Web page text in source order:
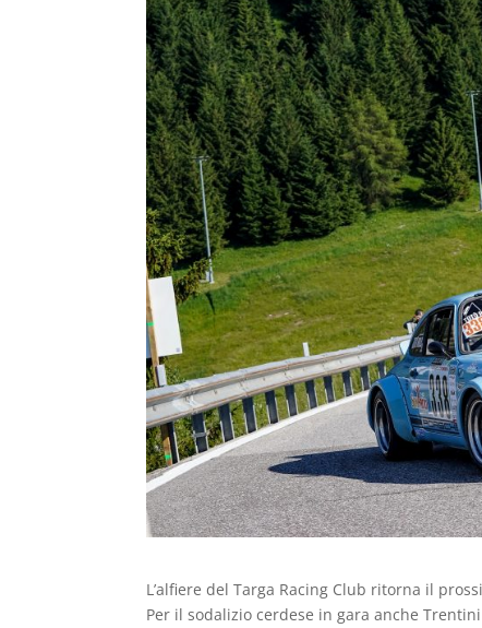
L’alfiere del Targa Racing Club ritorna il
Per il sodalizio cerdese in gara anche